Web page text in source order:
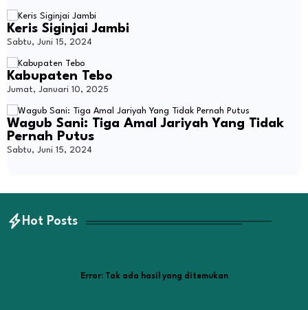
Keris Siginjai Jambi
Sabtu, Juni 15, 2024
Kabupaten Tebo
Jumat, Januari 10, 2025
Wagub Sani: Tiga Amal Jariyah Yang Tidak
Pernah Putus
Sabtu, Juni 15, 2024
Hot Posts
Error:Tak ada hasil yang ditemukan